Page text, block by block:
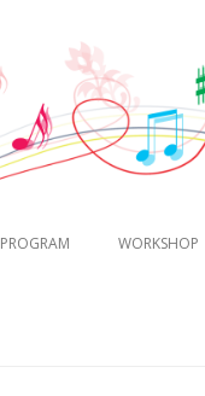
PROGRAM WORKSHOP